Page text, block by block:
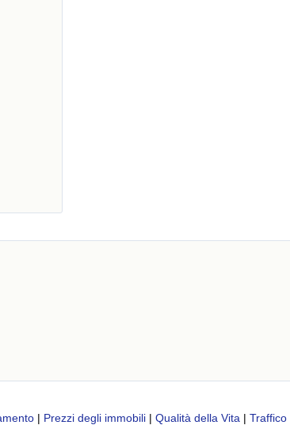
| Prezzi degli immobili | Qualità della Vita | Traffico